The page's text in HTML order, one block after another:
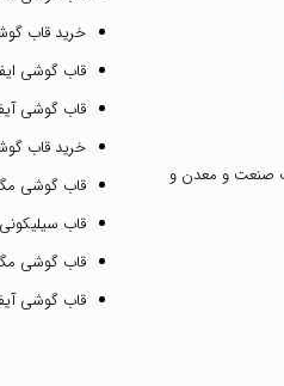
صنعت و معدن و
خرید قاب
قاب گوشی
قاب گوشی آیفون ۱۳
خرید قاب
قاب گوشی
قاب سیلیکونی
قاب گوشی مگ
قاب گوشی آیفون ۱۲ پرو مکس